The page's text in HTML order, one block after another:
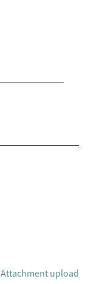
Attachment upload